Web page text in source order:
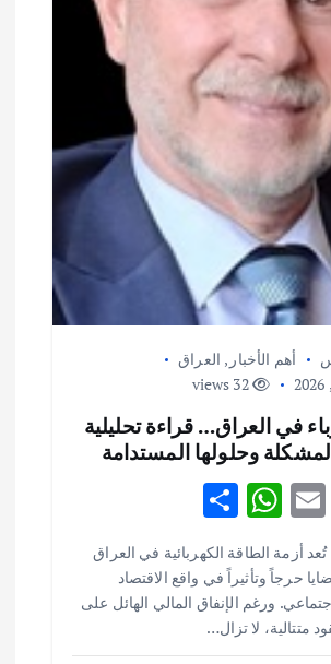
أهم الأخبار , العراق
32 views
في العراق… قراءة تحليلية
وحلولها المستدامة
w
E
m
ai
l
W
h
at
s
A
S
h
ar
e
أزمة الطاقة الكهربائية في العراق
حرجاً وتأثيراً في واقع الاقتصاد
ورغم الإنفاق المالي الهائل على
متتالية، لا تزال…
في مدينة كلباء الاماراتية